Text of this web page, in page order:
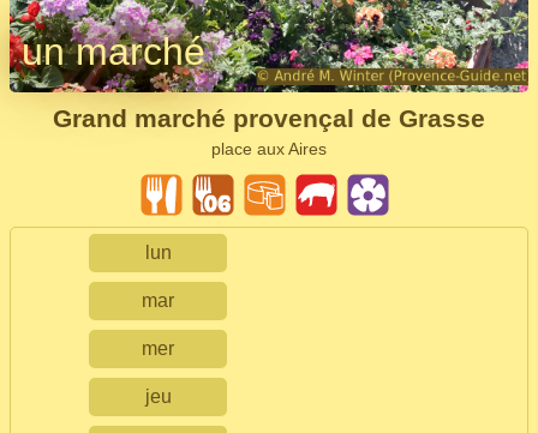
un marché
Grand marché provençal de Grasse
place aux Aires
lun
mar
mer
jeu